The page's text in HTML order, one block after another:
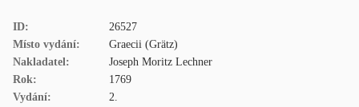
ID:
26527
Místo vydání:
Graecii (Grätz)
Nakladatel:
Joseph Moritz Lechner
Rok:
1769
Vydání:
2.